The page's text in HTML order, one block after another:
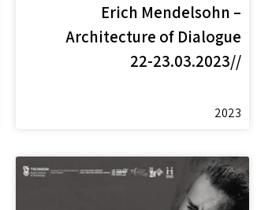
Erich Mendelsohn –
Architecture of Dialogue
//22-23.03.2023
2023